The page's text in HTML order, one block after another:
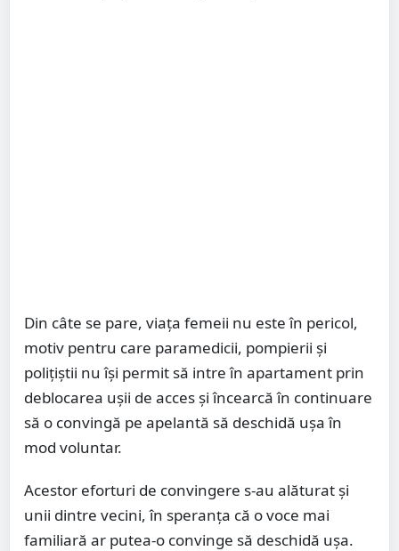
Din câte se pare, viața femeii nu este în pericol,
motiv pentru care paramedicii, pompierii și
polițiștii nu își permit să intre în apartament prin
deblocarea ușii de acces și încearcă în continuare
să o convingă pe apelantă să deschidă ușa în
mod voluntar.
Acestor eforturi de convingere s-au alăturat și
unii dintre vecini, în speranța că o voce mai
familiară ar putea-o convinge să deschidă ușa.